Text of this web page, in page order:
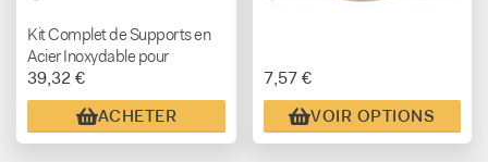
Kit Complet de Supports en
Acier Inoxydable pour
Panneau Solaire (6 Pièces)
39,32 €
ACHETER
7,57 €
VOIR OPTIONS